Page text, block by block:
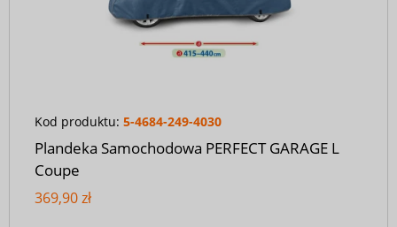
Kod produktu: 5-4684-249-4030
Plandeka Samochodowa PERFECT GARAGE L
Coupe
369,90 zł